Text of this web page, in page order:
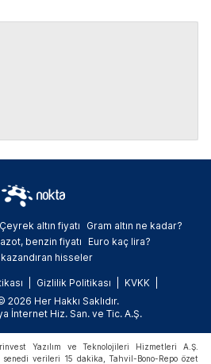
Çeyrek altın fiyatı
Gram altın ne kadar?
benzin fiyatı
Euro kaç lira?
hisseler
Gizlilik Politikası
KVKK
Her Hakkı Saklıdır.
İnternet Hiz. San. ve Tic. A.Ş.
Yazılım ve Teknolojileri Hizmetleri A.Ş.
senedi verileri 15 dakika, Tahvil-Bono-Repo özet